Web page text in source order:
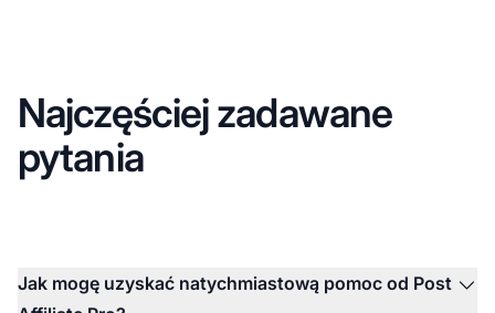
Najczęściej zadawane
pytania
Jak mogę uzyskać natychmiastową pomoc od Post